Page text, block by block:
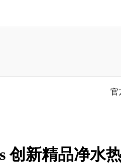
官
创新精品净水